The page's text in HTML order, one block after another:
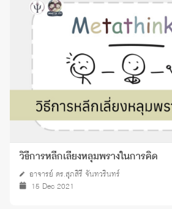
วิธีการหลีกเลี่ยงหลุมพรางในการคิด
อาจารย์ ดร.สุภสิรี จันทวรินทร์
15 Dec 2021